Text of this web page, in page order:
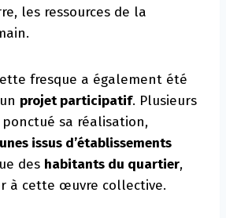
les ressources de la
fresque a également été
projet participatif. Plusieurs
sa réalisation,
issus d’établissements
des habitants du quartier,
à cette œuvre collective.